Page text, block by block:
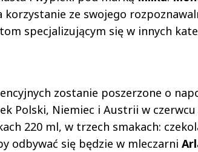
ze swojego
specjalizującym się w innych
zostanie poszerzone o
Polski, Niemiec i Austrii w czerwcu
220 ml, w trzech smakach:
odbywać się będzie w mleczarni